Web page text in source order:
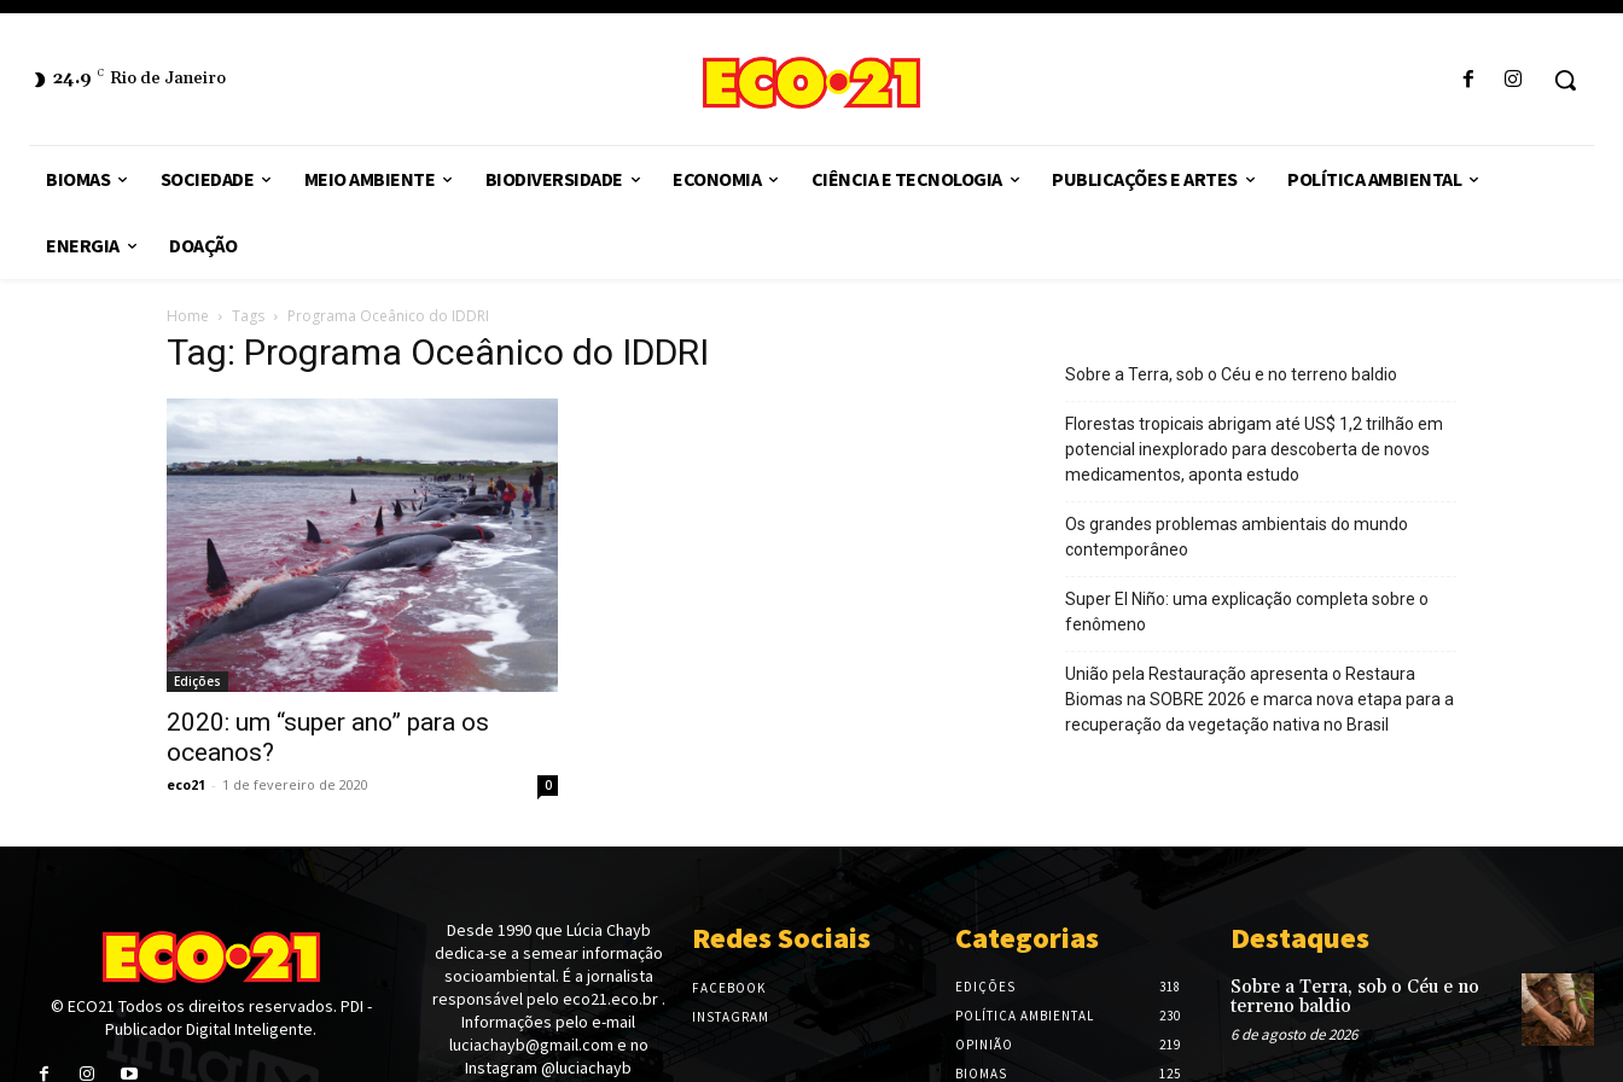
24.9 C Rio de Janeiro
BIOMAS SOCIEDADE MEIO AMBIENTE BIODIVERSIDADE ECONOMIA CIÊNCIA E TECNOLOGIA PUBLICAÇÕES E ARTES POLÍTICA AMBIENTAL
ENERGIA DOAÇÃO
Home Tags Programa Oceânico do IDDRI
Tag: Programa Oceânico do IDDRI
Edições
2020: um “super ano” para os
oceanos?
eco21 - 1 de fevereiro de 2020 0
Sobre a Terra, sob o Céu e no terreno baldio
Florestas tropicais abrigam até US$ 1,2 trilhão em
potencial inexplorado para descoberta de novos
medicamentos, aponta estudo
Os grandes problemas ambientais do mundo
contemporâneo
Super El Niño: uma explicação completa sobre o
fenômeno
União pela Restauração apresenta o Restaura
Biomas na SOBRE 2026 e marca nova etapa para a
recuperação da vegetação nativa no Brasil
© ECO21 Todos os direitos reservados. PDI -
Publicador Digital Inteligente.
Desde 1990 que Lúcia Chayb
dedica-se a semear informação
socioambiental. É a jornalista
responsável pelo eco21.eco.br .
Informações pelo e-mail
luciachayb@gmail.com e no
Instagram @luciachayb
Redes Sociais
FACEBOOK
INSTAGRAM
Categorias
EDIÇÕES
318
POLÍTICA AMBIENTAL
230
OPINIÃO
219
BIOMAS
125
Destaques
Sobre a Terra, sob o Céu e no
terreno baldio
6 de agosto de 2026